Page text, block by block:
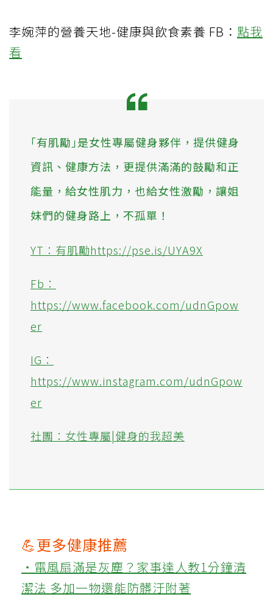
李婉萍的營養天地-健康與飲食素養 FB： 點我
看
｢有肌勵｣是女性專屬健身夥伴，提供健身
資訊、健康方法，更提供滿滿的鼓勵和正
能量，給女性肌力，也給女性激勵，讓姐
妹們的健身路上，不孤單！
YT：有肌勵https://pse.is/UYA9X
Fb：
https://www.facebook.com/udnGpow
er
IG：
https://www.instagram.com/udnGpow
er
社團：女性專屬|健身的我超美
💪更多健康推薦
‧電風扇滿是灰塵？家事達人教1分鐘清
潔法 多加一物還能防髒汙附著